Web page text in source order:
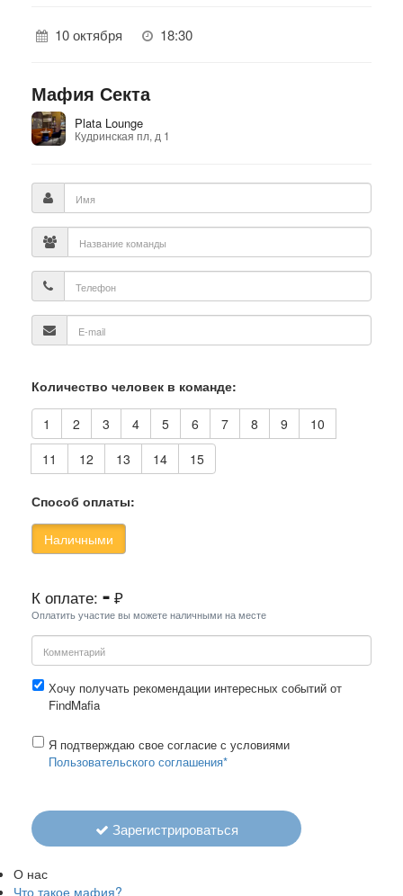
10 октября 18:30
Мафия Секта
Plata Lounge
Кудринская пл, д 1
Количество человек в команде:
1 2 3 4 5 6 7 8 9
10
11
12 13 14 15
Способ оплаты:
Наличными
К оплате: - ₽
Оплатить участие вы можете наличными на месте
Хочу получать рекомендации интересных событий от
FindMafia
Я подтверждаю свое согласие с условиями
Пользовательского соглашения*
Зарегистрироваться
О нас
Что такое мафия?